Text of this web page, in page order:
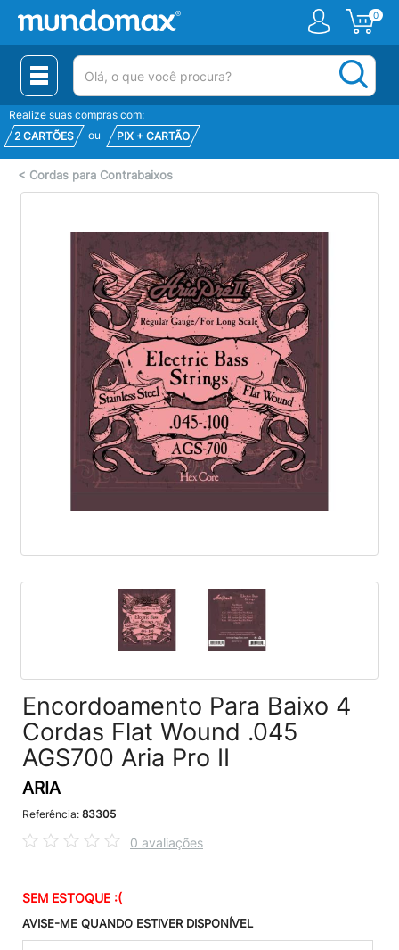
0
(pesquisar)
Realize suas compras com:
2 CARTÕES
ou PIX + CARTÃO
< Cordas para Contrabaixos
Encordoamento Para Baixo 4
Cordas Flat Wound .045
AGS700 Aria Pro II
ARIA
Referência: 83305
0 avaliações
SEM ESTOQUE :(
AVISE-ME QUANDO ESTIVER DISPONÍVEL